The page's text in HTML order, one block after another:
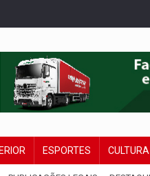
ESPORTES CULTURA